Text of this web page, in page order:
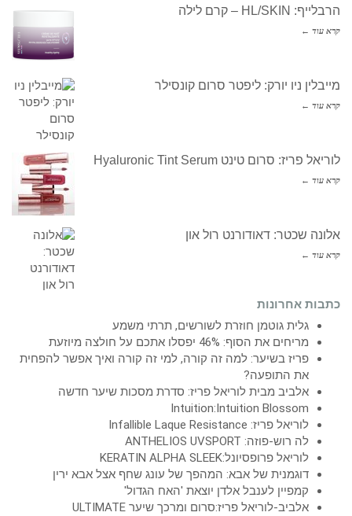
הרבלייף: HL/SKIN – קרם לילה
קרא עוד ←
מייבלין ניו יורק: ליפטר סרום קונסילר
קרא עוד ←
לוריאל פריז: סרום טינט Hyaluronic Tint Serum
קרא עוד ←
אלונה שכטר: דאודורנט רול און
קרא עוד ←
כתבות אחרונות
גלית גוטמן חוזרת לשורשים, תרתי משמע
מריחים את הסוף: 46% יפסלו אתכם על חולצה מיוזעת
פריז בשיער: למה זה קורה, למי זה קורה ואיך אפשר להפחית
את התופעה?
אלביב מבית לוריאל פריז: סדרת מסכות שיער חדשה
Intuition:Intuition Blossom
לוריאל פריז: Infallible Laque Resistance
לה רוש-פוזה: ANTHELIOS UVSPORT
לוריאל פרופסיונל:KERATIN ALPHA SLEEK
דוגמנית של אבא: המהפך של עונג שחף אצל אבא ירין
קמפיין לענבל אלדן יוצאת 'האח הגדול'
אלביב-לוריאל פריז:סרום ומרכך שיער ULTIMATE